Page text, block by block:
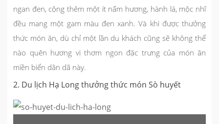
ngan đen, cộng thêm một ít nấm hương, hành lá, mộc nhĩ
đều mang một gam màu đen xanh. Và khi được thưởng
thức món ăn, dù chỉ một lần du khách cũng sẽ không thể
nào quên hương vị thơm ngon đặc trưng của món ăn
miền biển dân dã này.
2. Du lịch Hạ Long thưởng thức món Sò huyết